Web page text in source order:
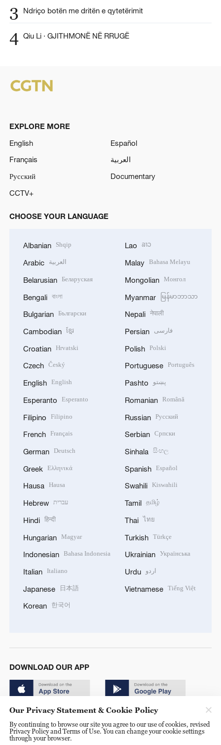
3 Ndriço botën me dritën e qytetërimit
4 Qiu Li · GJITHMONË NË RRUGË
EXPLORE MORE
English
Español
Français
العربية
Русский
Documentary
CCTV+
CHOOSE YOUR LANGUAGE
Albanian Shqip
Arabic العربية
Belarusian Беларуская
Bengali বাংলা
Bulgarian Български
Cambodian ខ្មែរ
Croatian Hrvatski
Czech Český
English English
Esperanto Esperanto
Filipino Filipino
French Français
German Deutsch
Greek Ελληνικά
Hausa Hausa
Hebrew עברית
Hindi हिन्दी
Hungarian Magyar
Indonesian Bahasa Indonesia
Italian Italiano
Japanese 日本語
Korean 한국어
Lao ລາວ
Malay Bahasa Melayu
Mongolian Монгол
Myanmar မြန်မာဘာသာ
Nepali नेपाली
Persian فارسی
Polish Polski
Portuguese Português
Pashto پښتو
Romanian Română
Russian Русский
Serbian Српски
Sinhala සිංහල
Spanish Español
Swahili Kiswahili
Tamil தமிழ்
Thai ไทย
Turkish Türkçe
Ukrainian Українська
Urdu اردو
Vietnamese Tiếng Việt
DOWNLOAD OUR APP
© China Radio International.CRI. All Rights Reserved. 16A
Our Privacy Statement & Cookie Policy
By continuing to browse our site you agree to our use of cookies, revised
Privacy Policy and Terms of Use. You can change your cookie settings
through your browser.